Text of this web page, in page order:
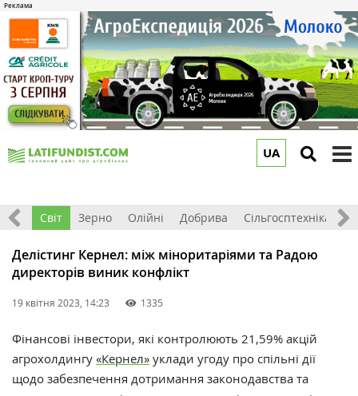
UA
Світ Зерно Олійні Добрива Сільгосптехніка
Делістинг Кернел: між міноритаріями та Радою
директорів виник конфлікт
19 квітня 2023, 14:23 1335
Фінансові інвестори, які контролюють 21,59% акцій
агрохолдингу «Кернел» уклади угоду про спільні дії
щодо забезпечення дотримання законодавства та